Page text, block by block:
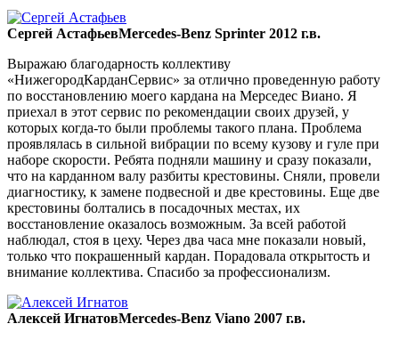
Сергей АстафьевMercedes-Benz Sprinter 2012 г.в.
Выражаю благодарность коллективу
«НижегородКарданСервис» за отлично проведенную работу
по восстановлению моего кардана на Мерседес Виано. Я
приехал в этот сервис по рекомендации своих друзей, у
которых когда-то были проблемы такого плана. Проблема
проявлялась в сильной вибрации по всему кузову и гуле при
наборе скорости. Ребята подняли машину и сразу показали,
что на карданном валу разбиты крестовины. Сняли, провели
диагностику, к замене подвесной и две крестовины. Еще две
крестовины болтались в посадочных местах, их
восстановление оказалось возможным. За всей работой
наблюдал, стоя в цеху. Через два часа мне показали новый,
только что покрашенный кардан. Порадовала открытость и
внимание коллектива. Спасибо за профессионализм.
Алексей ИгнатовMercedes-Benz Viano 2007 г.в.